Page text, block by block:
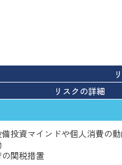
リスクの詳細
投資マインドや個人消費の
関税措置